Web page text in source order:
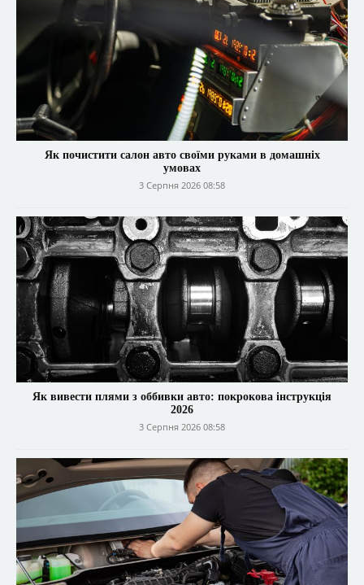
Як почистити салон авто своїми руками в домашніх
умовах
3 Серпня 2026 08:58
Як вивести плями з оббивки авто: покрокова інструкція
2026
3 Серпня 2026 08:58